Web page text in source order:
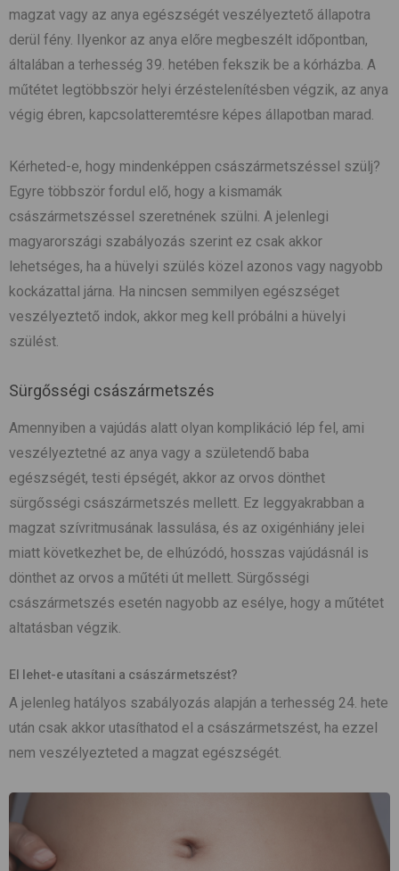
magzat vagy az anya egészségét veszélyeztető állapotra
derül fény. Ilyenkor az anya előre megbeszélt időpontban,
általában a terhesség 39. hetében fekszik be a kórházba. A
műtétet legtöbbször helyi érzéstelenítésben végzik, az anya
végig ébren, kapcsolatteremtésre képes állapotban marad.
Kérheted-e, hogy mindenképpen császármetszéssel szülj?
Egyre többször fordul elő, hogy a kismamák
császármetszéssel szeretnének szülni. A jelenlegi
magyarországi szabályozás szerint ez csak akkor
lehetséges, ha a hüvelyi szülés közel azonos vagy nagyobb
kockázattal járna. Ha nincsen semmilyen egészséget
veszélyeztető indok, akkor meg kell próbálni a hüvelyi
szülést.
Sürgősségi császármetszés
Amennyiben a vajúdás alatt olyan komplikáció lép fel, ami
veszélyeztetné az anya vagy a születendő baba
egészségét, testi épségét, akkor az orvos dönthet
sürgősségi császármetszés mellett. Ez leggyakrabban a
magzat szívritmusának lassulása, és az oxigénhiány jelei
miatt következhet be, de elhúzódó, hosszas vajúdásnál is
dönthet az orvos a műtéti út mellett. Sürgősségi
császármetszés esetén nagyobb az esélye, hogy a műtétet
altatásban végzik.
El lehet-e utasítani a császármetszést?
A jelenleg hatályos szabályozás alapján a terhesség 24. hete
után csak akkor utasíthatod el a császármetszést, ha ezzel
nem veszélyezteted a magzat egészségét.